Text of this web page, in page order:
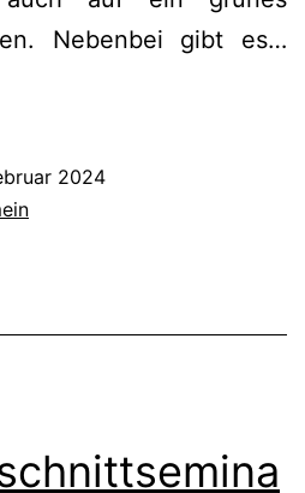
Nebenbei gibt es…
2024